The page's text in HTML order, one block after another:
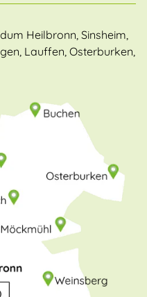
Heilbronn, Sinsheim,
Lauffen, Osterburken,